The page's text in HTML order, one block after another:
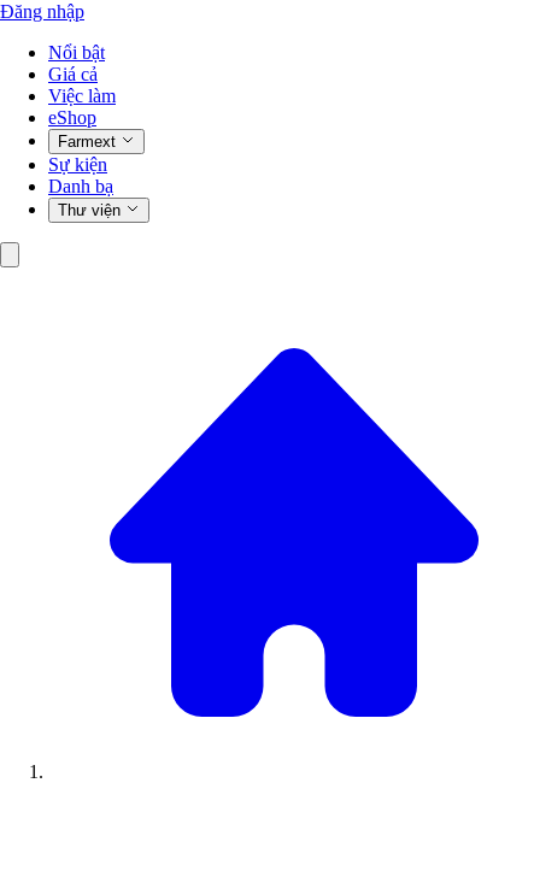
Đăng nhập
Nổi bật
Giá cả
Việc làm
eShop
Farmext
Sự kiện
Danh bạ
Thư viện